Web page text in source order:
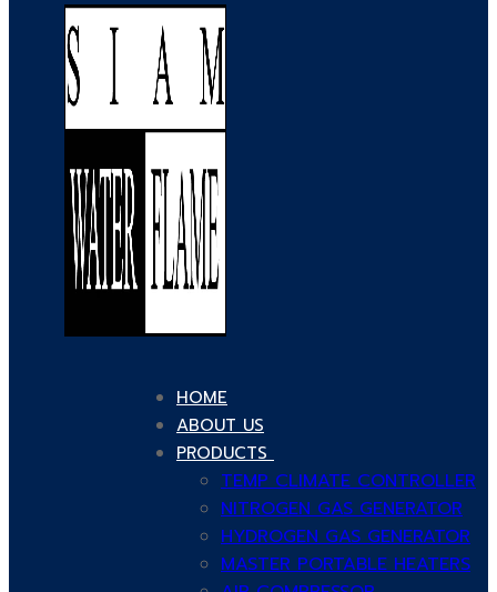
HOME
ABOUT US
PRODUCTS
TEMP CLIMATE CONTROLLER
NITROGEN GAS GENERATOR
HYDROGEN GAS GENERATOR
MASTER PORTABLE HEATERS